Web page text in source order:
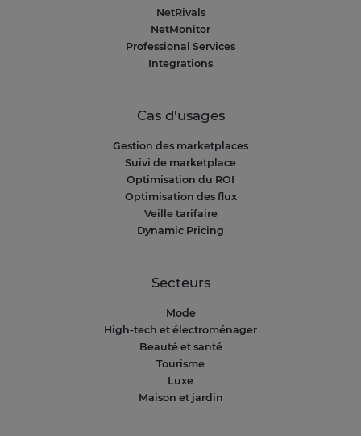
NetRivals
NetMonitor
Professional Services
Integrations
Cas d'usages
Gestion des marketplaces
Suivi de marketplace
Optimisation du ROI
Optimisation des flux
Veille tarifaire
Dynamic Pricing
Secteurs
Mode
High-tech et électroménager
Beauté et santé
Tourisme
Luxe
Maison et jardin